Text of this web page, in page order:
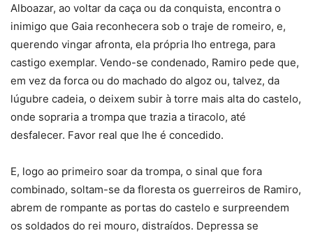
Alboazar, ao voltar da caça ou da conquista, encontra o
inimigo que Gaia reconhecera sob o traje de romeiro, e,
querendo vingar afronta, ela própria lho entrega, para
castigo exemplar. Vendo-se condenado, Ramiro pede que,
em vez da forca ou do machado do algoz ou, talvez, da
lúgubre cadeia, o deixem subir à torre mais alta do castelo,
onde sopraria a trompa que trazia a tiracolo, até
desfalecer. Favor real que lhe é concedido.
E, logo ao primeiro soar da trompa, o sinal que fora
combinado, soltam-se da floresta os guerreiros de Ramiro,
abrem de rompante as portas do castelo e surpreendem
os soldados do rei mouro, distraídos. Depressa se